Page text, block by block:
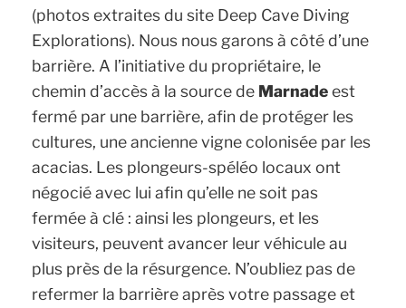
(photos extraites du site Deep Cave Diving
Explorations). Nous nous garons à côté d’une
barrière. A l’initiative du propriétaire, le
chemin d’accès à la source de Marnadeest
fermé par une barrière, afin de protéger les
cultures, une ancienne vigne colonisée par les
acacias. Les plongeurs-spéléo locaux ont
négocié avec lui afin qu’elle ne soit pas
fermée à clé : ainsi les plongeurs, et les
visiteurs, peuvent avancer leur véhicule au
plus près de la résurgence. N’oubliez pas de
refermer la barrière après votre passage et